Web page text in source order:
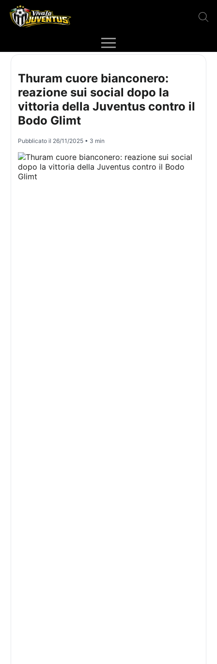
Thuram cuore bianconero:
reazione sui social dopo la
vittoria della Juventus contro il
Bodo Glimt
Pubblicato il 26/11/2025 • 3 min